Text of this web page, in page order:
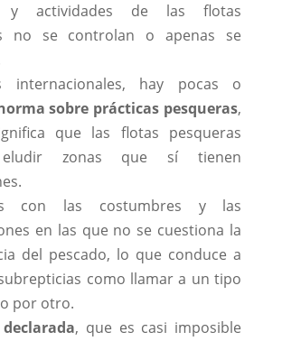
y actividades de las flotas
no se controlan o apenas se
internacionales, hay pocas o
sobre prácticas pesqueras,
que las flotas pesqueras
eludir zonas que sí tienen
con las costumbres y las
en las que no se cuestiona la
del pescado, lo que conduce a
como llamar a un tipo
por otro.
, que es casi imposible